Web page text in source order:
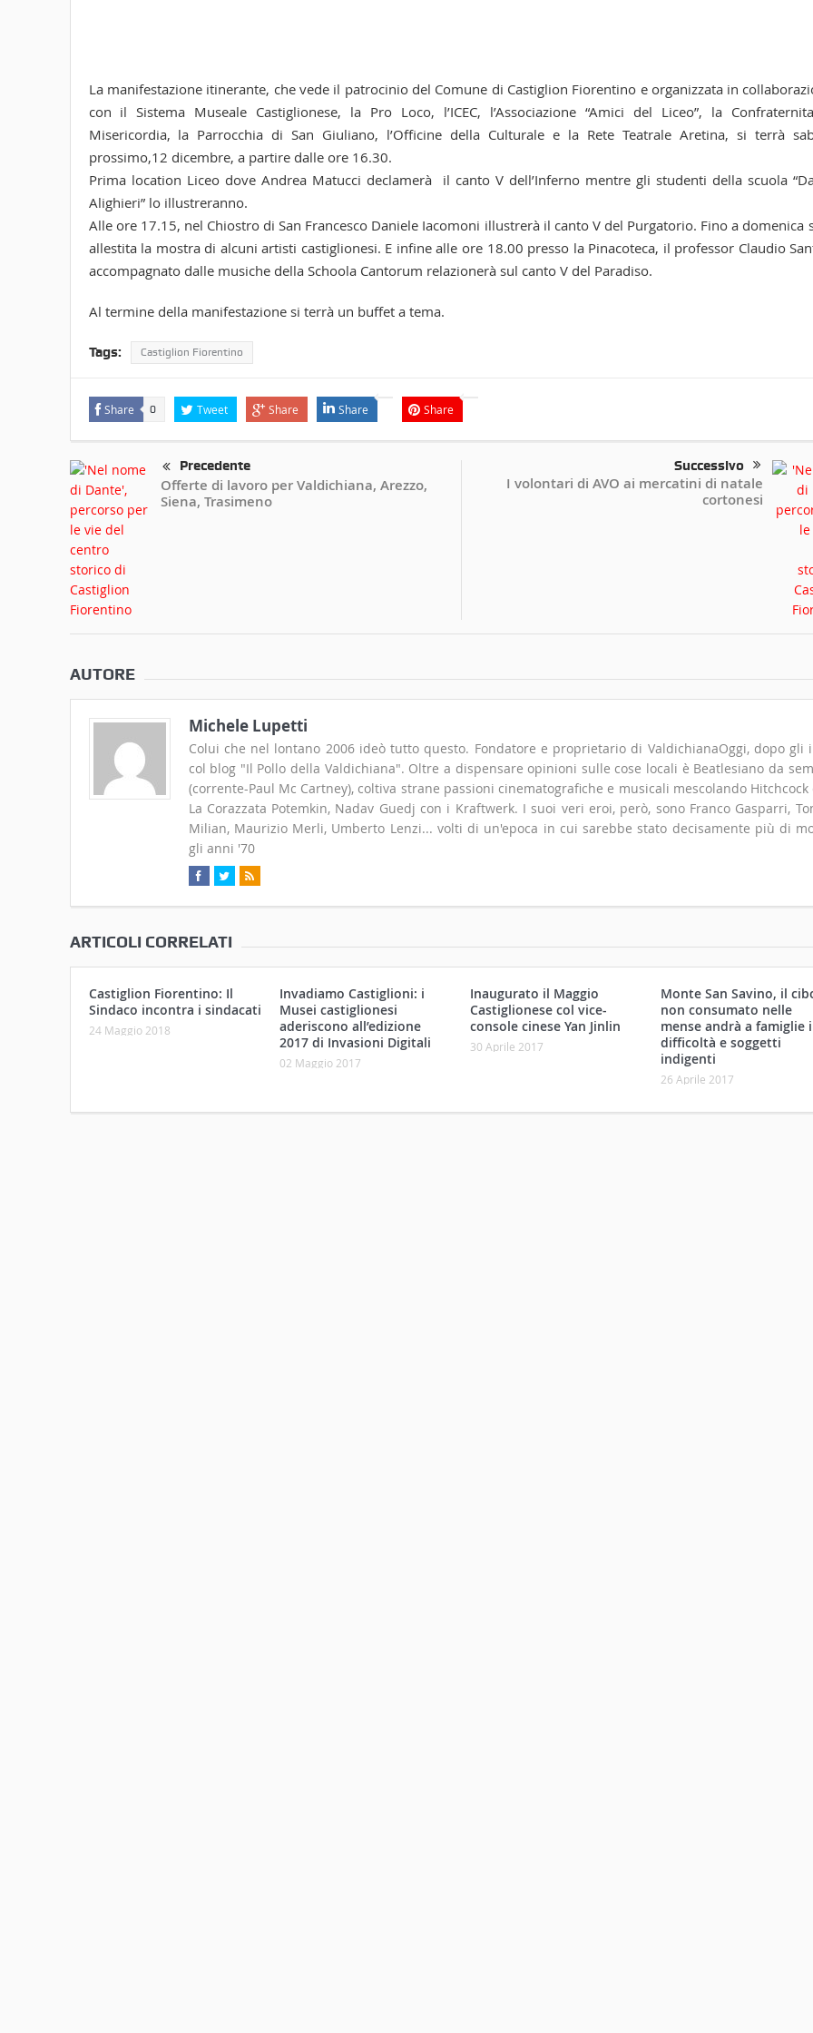
La manifestazione itinerante, che vede il patrocinio del Comune di Castiglion Fiorentino e organizzata in
con il Sistema Museale Castiglionese, la Pro Loco, l’ICEC, l’Associazione “Amici del Liceo”, la
Misericordia, la Parrocchia di San Giuliano, l’Officine della Culturale e la Rete Teatrale Aretina, si terrà
prossimo,12 dicembre, a partire dalle ore 16.30.
Prima location Liceo dove Andrea Matucci declamerà il canto V dell’Inferno mentre gli studenti della scuola
Alighieri” lo illustreranno.
Alle ore 17.15, nel Chiostro di San Francesco Daniele Iacomoni illustrerà il canto V del Purgatorio. Fino a domenica
allestita la mostra di alcuni artisti castiglionesi. E infine alle ore 18.00 presso la Pinacoteca, il professor Claudio
accompagnato dalle musiche della Schoola Cantorum relazionerà sul canto V del Paradiso.
Al termine della manifestazione si terrà un buffet a tema.
Tags: Castiglion Fiorentino
Share 0 Tweet Share Share Share
Precedente
Offerte di lavoro per Valdichiana, Arezzo,
Siena, Trasimeno
Successivo
I volontari di AVO ai mercatini di natale
cortonesi
AUTORE
Michele Lupetti
Colui che nel lontano 2006 ideò tutto questo. Fondatore e proprietario di ValdichianaOggi, dopo gli
col blog "Il Pollo della Valdichiana". Oltre a dispensare opinioni sulle cose locali è Beatlesiano da
(corrente-Paul Mc Cartney), coltiva strane passioni cinematografiche e musicali mescolando Hitchcock
La Corazzata Potemkin, Nadav Guedj con i Kraftwerk. I suoi veri eroi, però, sono Franco Gasparri,
Milian, Maurizio Merli, Umberto Lenzi... volti di un'epoca in cui sarebbe stato decisamente più di
gli anni '70
ARTICOLI CORRELATI
Castiglion Fiorentino: Il
Sindaco incontra i sindacati
24 Maggio 2018
Invadiamo Castiglioni: i
Musei castiglionesi
aderiscono all’edizione
2017 di Invasioni Digitali
02 Maggio 2017
Inaugurato il Maggio
Castiglionese col vice-
console cinese Yan Jinlin
30 Aprile 2017
Monte San Savino, il
non consumato nelle
mense andrà a famiglie
difficoltà e soggetti
indigenti
26 Aprile 2017